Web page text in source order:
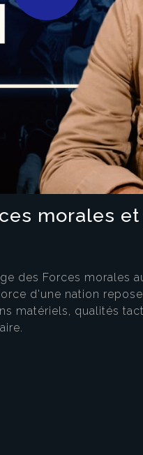
Play
Video
morales
des Forces morales
d'une nation
matériels, qualités